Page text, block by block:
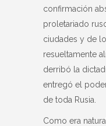
confirmación
proletariado
ciudades y de
resueltamente
derribó la
entregó el
de toda Rusia.
Como era